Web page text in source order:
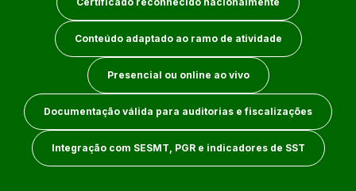
Conteúdo adaptado ao ramo de atividade
Presencial ou online ao vivo
Documentação válida para auditorias e fiscalizações
Integração com SESMT, PGR e indicadores de SST